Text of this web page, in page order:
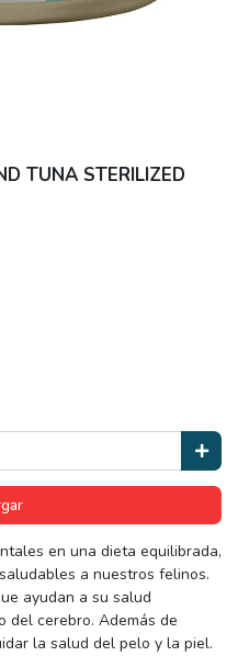
TUNA STERILIZED
en una dieta equilibrada,
a nuestros felinos.
ayudan a su salud
del cerebro. Además de
la salud del pelo y la piel.